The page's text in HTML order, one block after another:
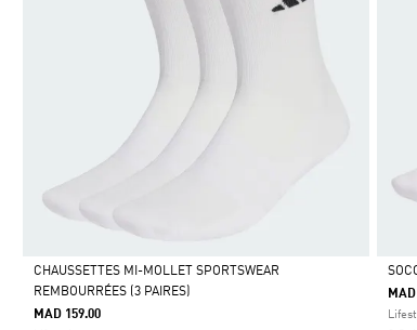
Selected
CHAUSSETTES MI-MOLLET SPORTSWEAR
REMBOURRÉES (3 PAIRES)
MAD 159.00